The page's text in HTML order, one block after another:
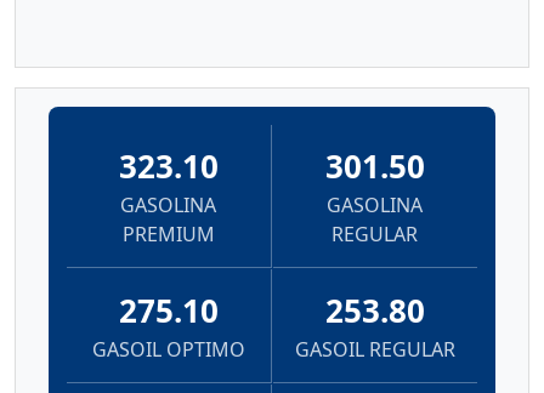
323.10
GASOLINA
PREMIUM
301.50
GASOLINA
REGULAR
275.10
GASOIL OPTIMO
253.80
GASOIL REGULAR